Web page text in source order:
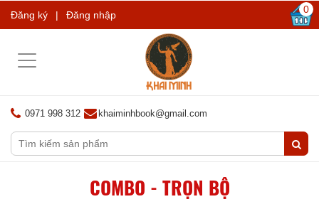
Đăng ký | Đăng nhập 0
Toggle
0971 998 312 khaiminhbook@gmail.com
COMBO - TRỌN BỘ